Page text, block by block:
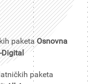
paketaOsnovna
Digital
paketa